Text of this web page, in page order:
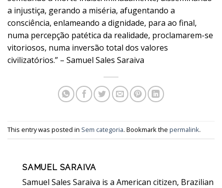
a injustiça, gerando a miséria, afugentando a
consciência, enlameando a dignidade, para ao final,
numa percepção patética da realidade, proclamarem-se
vitoriosos, numa inversão total dos valores
civilizatórios.” – Samuel Sales Saraiva
This entry was posted in Sem categoria. Bookmark the permalink.
SAMUEL SARAIVA
Samuel Sales Saraiva is a American citizen, Brazilian